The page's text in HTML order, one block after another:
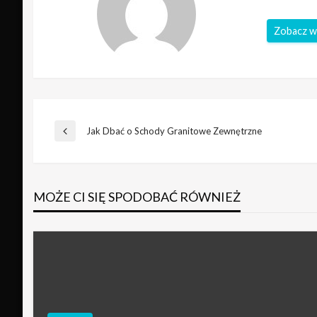
Zobacz
Nawigacja
Poprzedni
Jak Dbać o Schody Granitowe Zewnętrzne
MOŻE CI SIĘ SPODOBAĆ RÓWNIEŻ